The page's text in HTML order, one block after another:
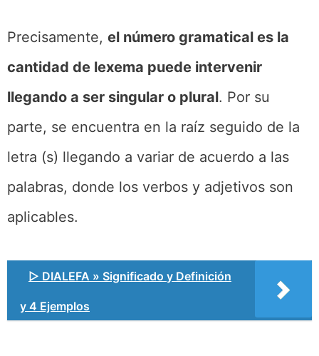
Precisamente, el número gramatical es la
cantidad de lexema puede intervenir
llegando a ser singular o plural. Por su
parte, se encuentra en la raíz seguido de la
letra (s) llegando a variar de acuerdo a las
palabras, donde los verbos y adjetivos son
aplicables.
▷ DIALEFA » Significado y Definición
y 4 Ejemplos